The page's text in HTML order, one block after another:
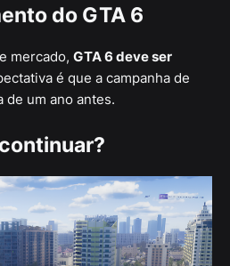
do GTA 6
mercado, GTA 6 deve ser
é que a campanha de
de um ano antes.